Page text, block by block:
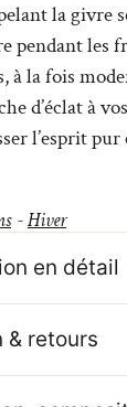
la givre
pendant les
à la fois
d’éclat à
l’esprit
-Hiver
en détail
& retours